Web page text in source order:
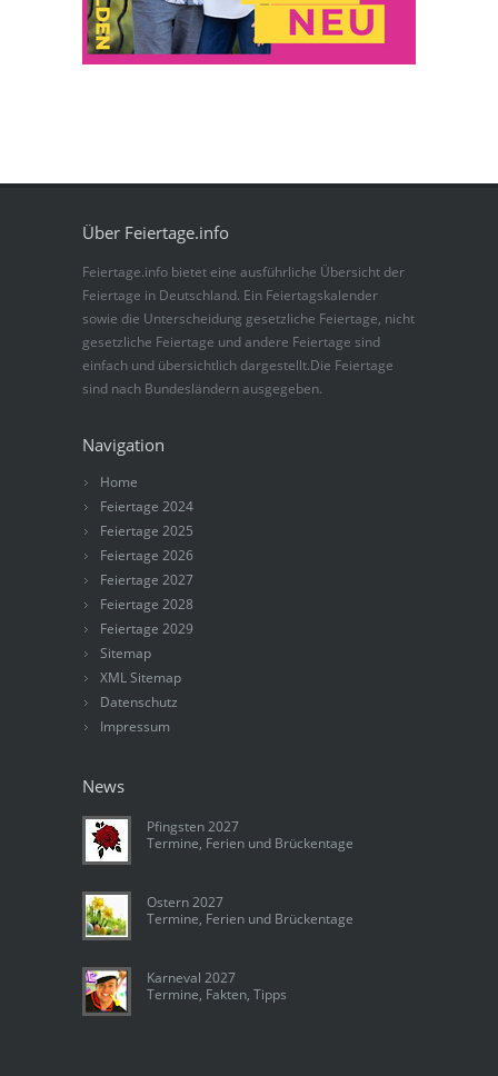
Über Feiertage.info
Feiertage.info bietet eine ausführliche Übersicht der
Feiertage in Deutschland. Ein Feiertagskalender
sowie die Unterscheidung gesetzliche Feiertage, nicht
gesetzliche Feiertage und andere Feiertage sind
einfach und übersichtlich dargestellt.Die Feiertage
sind nach Bundesländern ausgegeben.
Navigation
Home
Feiertage 2024
Feiertage 2025
Feiertage 2026
Feiertage 2027
Feiertage 2028
Feiertage 2029
Sitemap
XML Sitemap
Datenschutz
Impressum
News
Pfingsten 2027
Termine, Ferien und Brückentage
Ostern 2027
Termine, Ferien und Brückentage
Karneval 2027
Termine, Fakten, Tipps